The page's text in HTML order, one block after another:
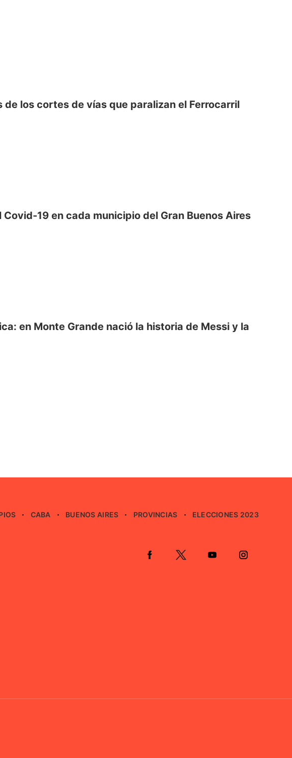
los cortes de vías que paralizan el Ferrocarril
19 en cada municipio del Gran Buenos Aires
en Monte Grande nació la historia de Messi y la
CABA BUENOS AIRES PROVINCIAS ELECCIONES 2023